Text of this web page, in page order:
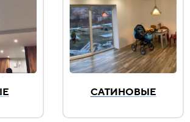
САТИНОВЫЕ